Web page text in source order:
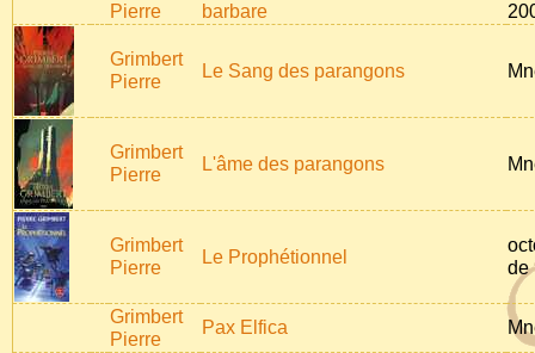
Pierre
barbare
Grimbert
Pierre
Le Sang des parangons
Grimbert
Pierre
L'âme des parangons
Grimbert
Pierre
Le Prophétionnel
de
Grimbert
Pierre
Pax Elfica